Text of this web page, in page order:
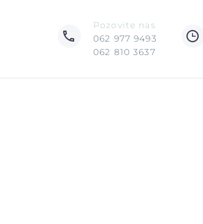
Pozovite nas
062 977 9493
062 810 3637